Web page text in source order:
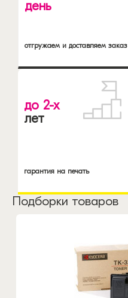
день
отгружаем и доставляем заказ
до 2-х
лет
гарантия на печать
Подборки товаров